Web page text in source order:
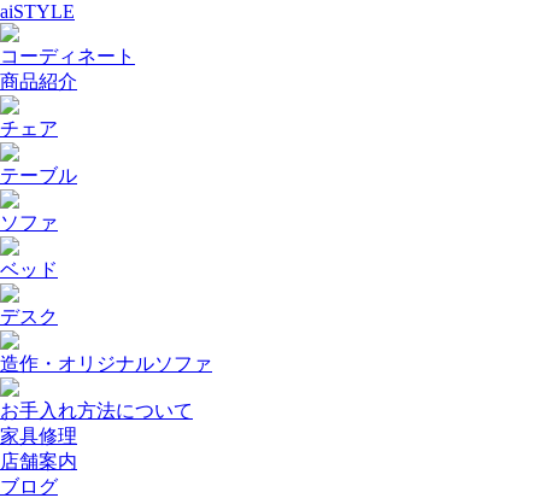
aiSTYLE
コーディネート
商品紹介
チェア
テーブル
ソファ
ベッド
デスク
造作・オリジナルソファ
お手入れ方法について
家具修理
店舗案内
ブログ